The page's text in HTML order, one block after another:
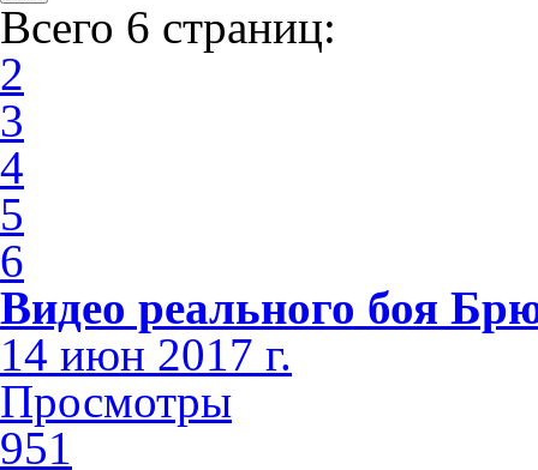
Всего 6 страниц:
2
3
4
5
6
Видео реального боя
14 июн 2017 г.
Просмотры
951